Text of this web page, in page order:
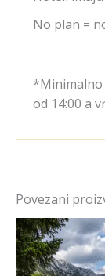
No plan =
*Minimalno
od 14:00 a
Povezani